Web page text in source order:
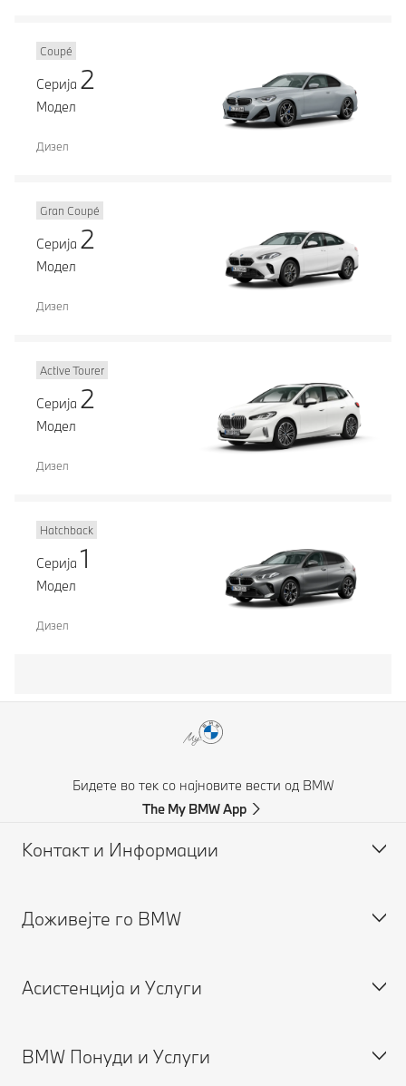
Coupé
Серија 2
Модел
Дизел
Gran Coupé
Серија 2
Модел
Дизел
Active Tourer
Серија 2
Модел
Дизел
Hatchback
Серија 1
Модел
Дизел
Бидете во тек со најновите вести од BMW
The My BMW App
Контакт и Информации
Помош при незгода
Доживејте го BMW
Кариера
Асистенција и Услуги
Закажете сервис
BMW Понуди и Услуги